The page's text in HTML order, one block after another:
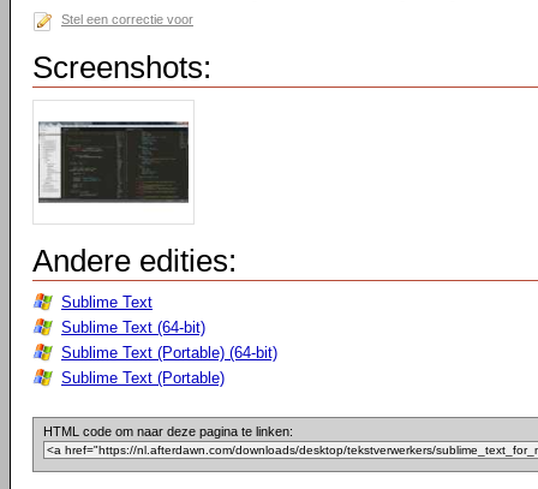
Stel een correctie voor
Screenshots:
Andere edities:
Sublime Text
Sublime Text (64-bit)
Sublime Text (Portable) (64-bit)
Sublime Text (Portable)
HTML code om naar deze pagina te linken: